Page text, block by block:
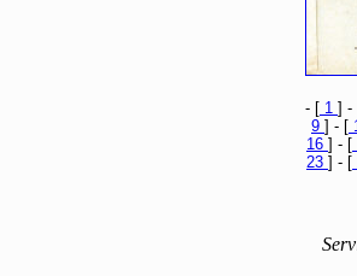
- [ 1 ] -
9 ] - [
16 ] - [
23 ] - [